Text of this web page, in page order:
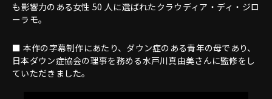
も影響力のある女性 50 人に選ばれたクラウディア・ディ・ジロ
ーラモ。
■ 本作の字幕制作にあたり、ダウン症のある青年の母であり、
日本ダウン症協会の理事を務める水戸川真由美さんに監修をし
ていただきました。